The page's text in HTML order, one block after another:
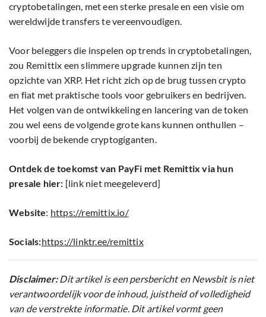
cryptobetalingen, met een sterke presale en een visie om
wereldwijde transfers te vereenvoudigen.
Voor beleggers die inspelen op trends in cryptobetalingen,
zou Remittix een slimmere upgrade kunnen zijn ten
opzichte van XRP. Het richt zich op de brug tussen crypto
en fiat met praktische tools voor gebruikers en bedrijven.
Het volgen van de ontwikkeling en lancering van de token
zou wel eens de volgende grote kans kunnen onthullen –
voorbij de bekende cryptogiganten.
Ontdek de toekomst van PayFi met Remittix via hun
presale hier: [link niet meegeleverd]
Website: https://remittix.io/
Socials:https://linktr.ee/remittix
Disclaimer:Dit artikel is een persbericht en Newsbit is niet
verantwoordelijk voor de inhoud, juistheid of volledigheid
van de verstrekte informatie. Dit artikel vormt geen